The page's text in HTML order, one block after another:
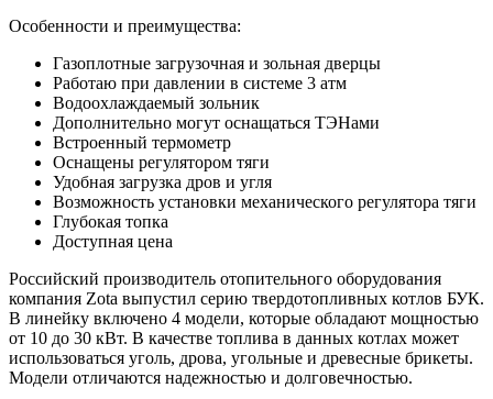
Особенности и преимущества:
Газоплотные загрузочная и зольная дверцы
Работаю при давлении в системе 3 атм
Водоохлаждаемый зольник
Дополнительно могут оснащаться ТЭНами
Встроенный термометр
Оснащены регулятором тяги
Удобная загрузка дров и угля
Возможность установки механического регулятора тяги
Глубокая топка
Доступная цена
Российский производитель отопительного оборудования
компания Zota выпустил серию твердотопливных котлов БУК.
В линейку включено 4 модели, которые обладают мощностью
от 10 до 30 кВт. В качестве топлива в данных котлах может
использоваться уголь, дрова, угольные и древесные брикеты.
Модели отличаются надежностью и долговечностью.